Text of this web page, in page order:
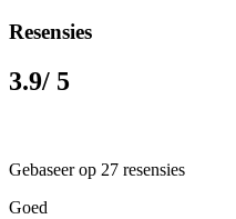
Resensies
3.9/ 5
Gebaseer op 27 resensies
Goed